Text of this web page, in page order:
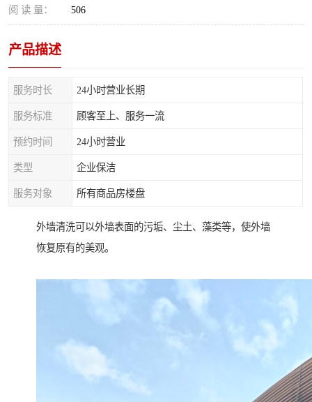
阅 读 量： 506
产品描述
服务时长 24小时营业长期
服务标准 顾客至上、服务一流
预约时间 24小时营业
类型 企业保洁
服务对象 所有商品房楼盘
外墙清洗可以外墙表面的污垢、尘土、藻类等，使外墙
恢复原有的美观。